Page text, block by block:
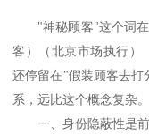
"神秘顾客"这个词
客）（ 北京市场执行）
还停留在"假装顾客去打
系，远比这个概念复杂。
一、身份隐蔽性是